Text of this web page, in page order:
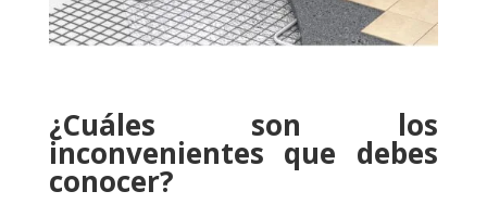
¿Cuáles son los
inconvenientes que debes
conocer?